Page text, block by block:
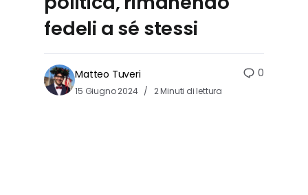
fedeli a sé stessi
Matteo Tuveri
15 Giugno 2024 2 Minuti di lettura
0